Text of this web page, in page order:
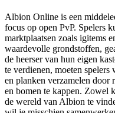
Albion Online is een
focus op open PvP. Spelers
marktplaatsen zoals igitems
waardevolle grondstoffen,
de heerser van hun eigen
te verdienen, moeten spelers
en planken verzamelen door
en bomen te kappen. Zowel
de wereld van Albion te